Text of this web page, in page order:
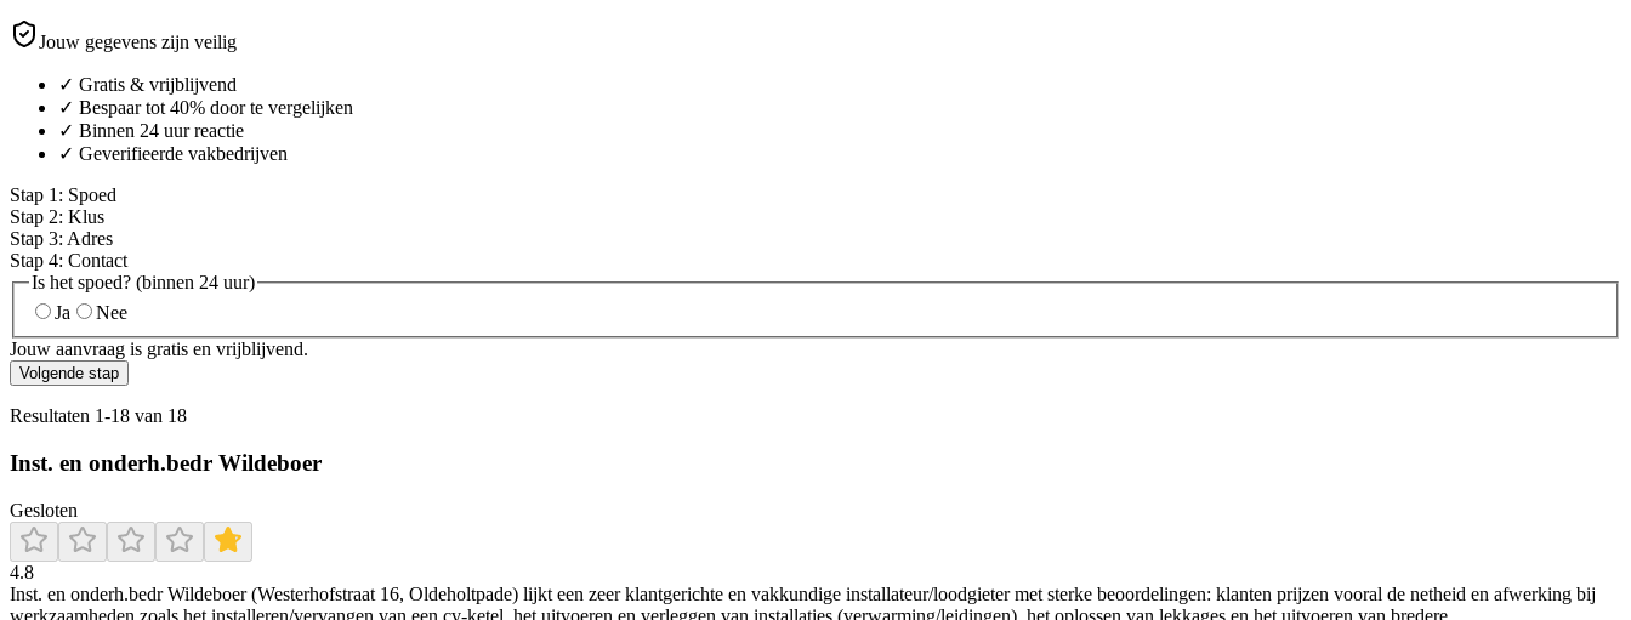
Jouw gegevens zijn veilig
✓ Gratis & vrijblijvend
✓ Bespaar tot 40% door te vergelijken
✓ Binnen 24 uur reactie
✓ Geverifieerde vakbedrijven
Stap 1 : Spoed
Stap 2: Klus
Stap 3: Adres
Stap 4: Contact
Is het spoed? (binnen 24 uur)
Ja
Nee
Jouw aanvraag is gratis en vrijblijvend.
Volgende stap
Resultaten 1-18 van 18
Inst. en onderh.bedr Wildeboer
Gesloten
4.8
Inst. en onderh.bedr Wildeboer (Westerhofstraat 16, Oldeholtpade) lijkt een zeer klantgerichte en vakkundige installateur/loodgieter met sterke beoordelingen: klanten prijzen vooral de netheid en afwerking bij
werkzaamheden zoals het installeren/vervangen van een cv-ketel, het uitvoeren en verleggen van installaties (verwarming/leidingen), het oplossen van lekkages en het uitvoeren van bredere